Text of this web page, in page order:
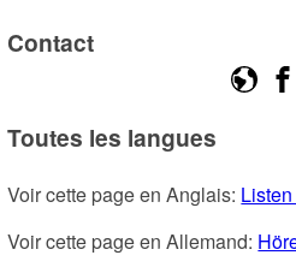
Contact
Toutes les langues
Voir cette page en Anglais:
Voir cette page en Allemand: